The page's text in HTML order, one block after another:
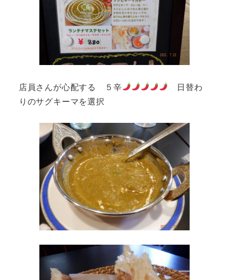
店員さんが心配する ５辛
日替わ
りのサグキーマを選択